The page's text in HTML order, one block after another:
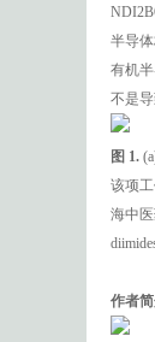
半导
有机
不是
图 1.
该项
海中医
作者